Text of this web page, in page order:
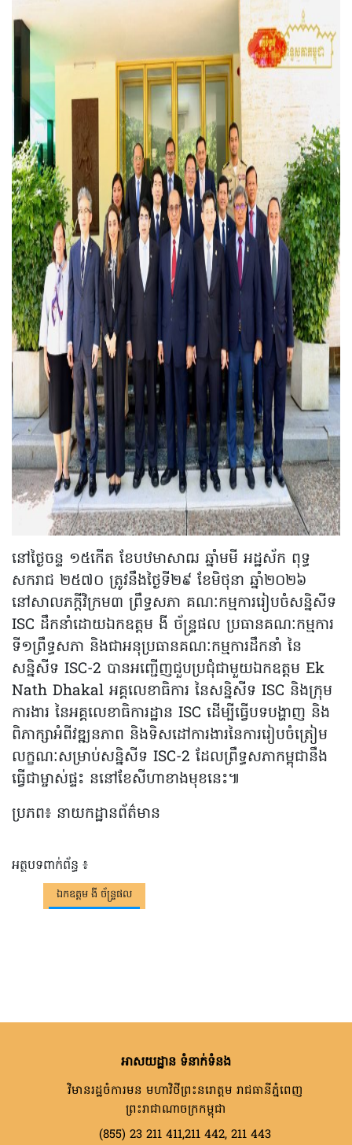
នៅថ្ងៃចន្ទ ១៥កើត ខែបឋមាសាឍ ឆ្នាំមមី អដ្ឋស័ក ពុទ្ធ
សករាជ ២៥៧០ ត្រូវនឹងថ្ងៃទី២៩ ខែមិថុនា ឆ្នាំ២០២៦
នៅសាលភក្តីវិក្រម៣ ព្រឹទ្ធសភា គណៈកម្មការរៀបចំសន្និសីទ
ISC ដឹកនាំដោយឯកឧត្តម ងី ច័ន្ទ្រផល ប្រធានគណៈកម្មការ
ទី១ព្រឹទ្ធសភា និងជាអនុប្រធានគណៈកម្មការដឹកនាំ នៃ
សន្និសីទ ISC-2 បានអញ្ជើញ​ជួបប្រជុំជាមួយឯកឧត្តម Ek
Nath Dhakal អគ្គលេខាធិការ នៃសន្និសីទ​ ISC និងក្រុម
ការងារ នៃអគ្គលេខាធិការដ្ឋាន ISC ដើម្បីធ្វើបទបង្ហាញ និង
ពិភាក្សាអំពីវឌ្ឍនភាព និងទិសដៅការងារ​នៃការរៀបចំ​ត្រៀម
លក្ខណៈសម្រាប់​សន្និសីទ​ ISC-2 ​ដែលព្រឹទ្ធសភា​កម្ពុជានឹង
ធ្វើជាម្ចាស់ផ្ទះ ននៅខែសីហាខាងមុខនេះ៕
ប្រភព៖ នាយកដ្ឋានព័ត៌មាន
អត្ថបទពាក់ព័ន្ធ ៖
ឯកឧត្តម ងី ច័ន្ទ្រផល
អាសយដ្ឋាន ទំនាក់ទំនង
វិមានរដ្ឋចំការមន មហាវិថីព្រះនរោត្តម រាជធានីភ្នំពេញ
ព្រះរាជាណាចក្រកម្ពុជា
(855) 23 211 411,211 442, 211 443